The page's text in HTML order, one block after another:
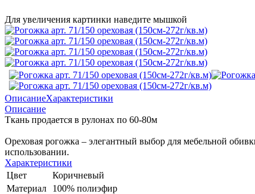
Для увеличения картинки наведите мышкой
ОписаниеХарактеристики
Описание
Ткань продается в рулонах по 60-80м
Ореховая рогожка – элегантный выбор для мебельной
использовании.
Характеристики
Цвет
Коричневый
Материал
100% полиэфир